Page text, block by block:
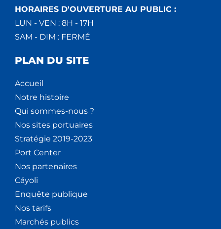
HORAIRES D'OUVERTURE AU PUBLIC :
LUN - VEN : 8H - 17H
SAM - DIM : FERMÉ
PLAN DU SITE
Accueil
Notre histoire
Qui sommes-nous ?
Nos sites portuaires
Stratégie 2019-2023
Port Center
Nos partenaires
Cáyoli
Enquête publique
Nos tarifs
Marchés publics